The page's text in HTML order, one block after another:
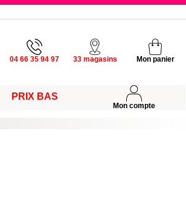
04 66 35 94 97 33 magasins Mon panier
PRIX BAS
Mon compte